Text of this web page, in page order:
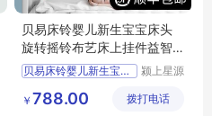
贝易床铃婴儿新生宝宝床头
旋转摇铃布艺床上挂件益智
婴儿玩具礼物
贝易床铃婴儿新生宝宝床头
颍上星源
有限公司
￥ 788.00 拨打电话